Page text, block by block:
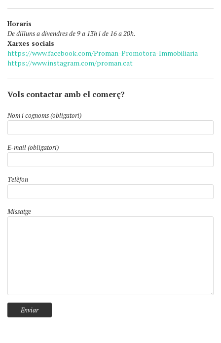
Horaris
De dilluns a divendres de 9 a 13h i de 16 a 20h.
Xarxes socials
https://www.facebook.com/Proman-Promotora-Immobiliaria
https://www.instagram.com/proman.cat
Vols contactar amb el comerç?
Nom i cognoms (obligatori)
E-mail (obligatori)
Telèfon
Missatge